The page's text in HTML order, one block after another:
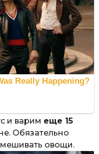
и варим еще 15
Обязательно
овощи.